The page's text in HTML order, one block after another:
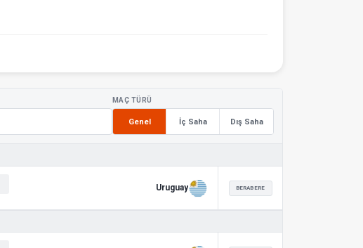
MAÇ TÜRÜ
Genel İç Saha Dış Saha
Uruguay BERABERE